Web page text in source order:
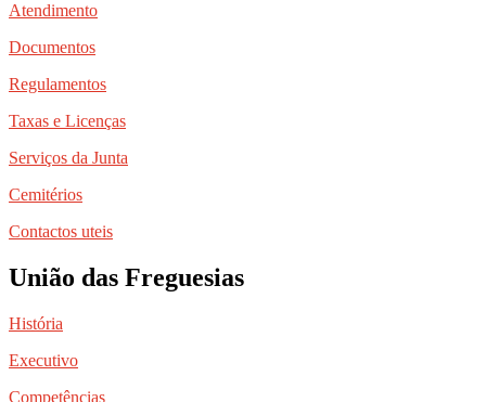
Atendimento
Documentos
Regulamentos
Taxas e Licenças
Serviços da Junta
Cemitérios
Contactos uteis
União das Freguesias
História
Executivo
Competências